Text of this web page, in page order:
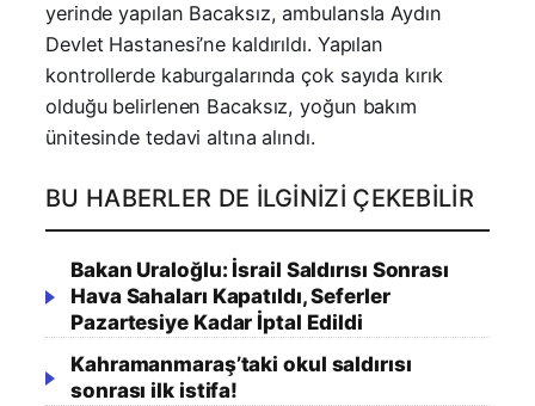
yerinde yapılan Bacaksız, ambulansla Aydın
Devlet Hastanesi’ne kaldırıldı. Yapılan
kontrollerde kaburgalarında çok sayıda kırık
olduğu belirlenen Bacaksız, yoğun bakım
ünitesinde tedavi altına alındı.
BU HABERLER DE İLGINIZI ÇEKEBILIR
Bakan Uraloğlu: İsrail Saldırısı Sonrası
Hava Sahaları Kapatıldı, Seferler
Pazartesiye Kadar İptal Edildi
Kahramanmaraş’taki okul saldırısı
sonrası ilk istifa!